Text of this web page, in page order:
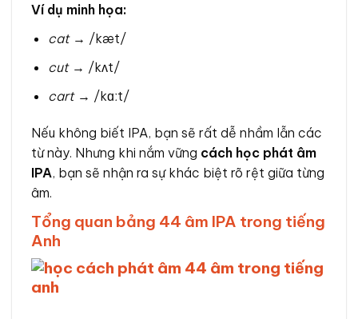
Ví dụ minh họa:
cat→ /kæt/
cut→ /kʌt/
cart→ /kɑːt/
Nếu không biết IPA, bạn sẽ rất dễ nhầm lẫn các
từ này. Nhưng khi nắm vững cách học phát âm
IPA, bạn sẽ nhận ra sự khác biệt rõ rệt giữa từng
âm.
Tổng quan bảng 44 âm IPA trong tiếng
Anh